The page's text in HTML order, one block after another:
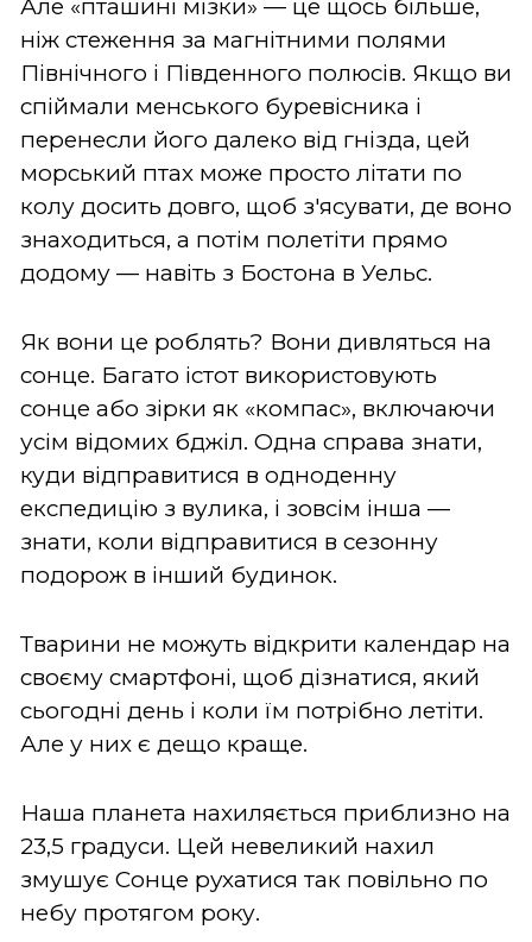
Але «пташині мізки» — це щось більше,
ніж стеження за магнітними полями
Північного і Південного полюсів. Якщо ви
спіймали менського буревісника і
перенесли його далеко від гнізда, цей
морський птах може просто літати по
колу досить довго, щоб з'ясувати, де воно
знаходиться, а потім полетіти прямо
додому — навіть з Бостона в Уельс.
Як вони це роблять? Вони дивляться на
сонце. Багато істот використовують
сонце або зірки як «компас», включаючи
усім відомих бджіл. Одна справа знати,
куди відправитися в одноденну
експедицію з вулика, і зовсім інша —
знати, коли відправитися в сезонну
подорож в інший будинок.
Тварини не можуть відкрити календар на
своєму смартфоні, щоб дізнатися, який
сьогодні день і коли їм потрібно летіти.
Але у них є дещо краще.
Наша планета нахиляється приблизно на
23,5 градуси. Цей невеликий нахил
змушує Сонце рухатися так повільно по
небу протягом року.